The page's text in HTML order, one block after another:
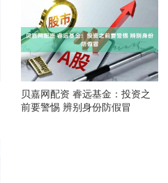
贝嘉网配资 睿远基金：投资之
前要警惕 辨别身份防假冒